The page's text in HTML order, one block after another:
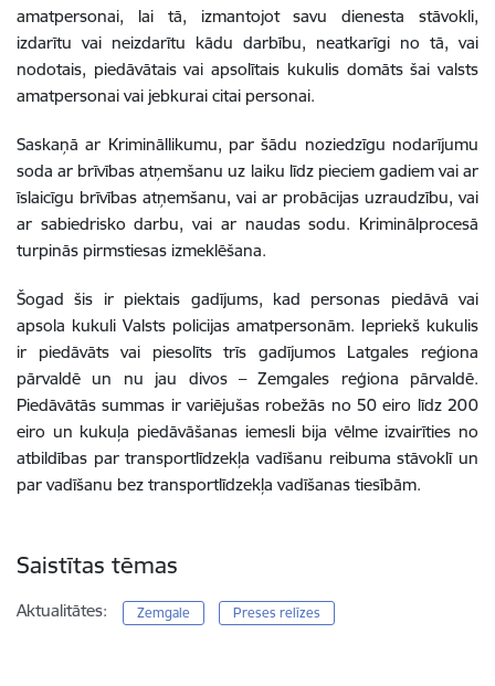
amatpersonai, lai tā, izmantojot savu dienesta stāvokli,
izdarītu vai neizdarītu kādu darbību, neatkarīgi no tā, vai
nodotais, piedāvātais vai apsolītais kukulis domāts šai valsts
amatpersonai vai jebkurai citai personai.
Saskaņā ar Krimināllikumu, par šādu noziedzīgu nodarījumu
soda ar brīvības atņemšanu uz laiku līdz pieciem gadiem vai ar
īslaicīgu brīvības atņemšanu, vai ar probācijas uzraudzību, vai
ar sabiedrisko darbu, vai ar naudas sodu. Kriminālprocesā
turpinās pirmstiesas izmeklēšana.
Šogad šis ir piektais gadījums, kad personas piedāvā vai
apsola kukuli Valsts policijas amatpersonām. Iepriekš kukulis
ir piedāvāts vai piesolīts trīs gadījumos Latgales reģiona
pārvaldē un nu jau divos – Zemgales reģiona pārvaldē.
Piedāvātās summas ir variējušas robežās no 50 eiro līdz 200
eiro un kukuļa piedāvāšanas iemesli bija vēlme izvairīties no
atbildības par transportlīdzekļa vadīšanu reibuma stāvoklī un
par vadīšanu bez transportlīdzekļa vadīšanas tiesībām.
Saistītas tēmas
Aktualitātes: Zemgale Preses relīzes